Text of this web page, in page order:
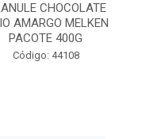
CHOCOLATE
AMARGO MELKEN
PACOTE 400G
Código: 44108